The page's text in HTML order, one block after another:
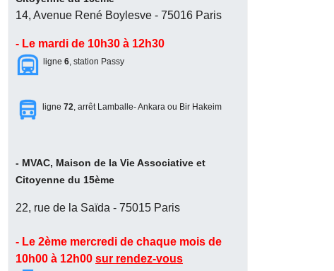
14, Avenue René Boylesve - 75016 Paris
- Le mardi de 10h30 à 12h30
ligne 6, station Passy
ligne 72, arrêt Lamballe- Ankara ou Bir Hakeim
- MVAC, Maison de la Vie Associative et
Citoyenne du 15ème
22, rue de la Saïda - 75015 Paris
- Le 2ème mercredi de chaque mois de
10h00 à 12h00 sur rendez-vous